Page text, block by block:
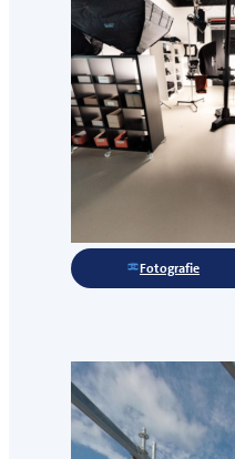
Fotografie